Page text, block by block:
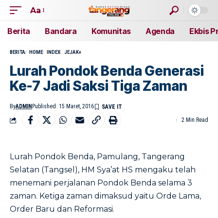
Aa
Berita Bandara Komunitas Agenda Ekbis
BERITA HOME INDEX JEJAK+
Lurah Pondok Benda Generasi
Ke-7 Jadi Saksi Tiga Zaman
ByADMIN Published: 15 Maret, 2016
2 Min Read
Lurah Pondok Benda, Pamulang, Tangerang
Selatan (Tangsel), HM Sya’at HS mengaku telah
menemani perjalanan Pondok Benda selama 3
zaman. Ketiga zaman dimaksud yaitu Orde Lama,
Order Baru dan Reformasi.